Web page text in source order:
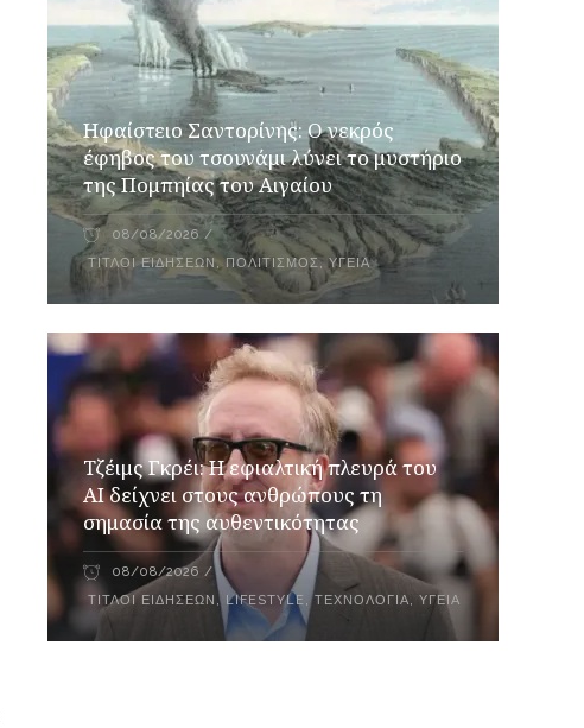
Ηφαίστειο Σαντορίνης: Ο νεκρός
έφηβος του τσουνάμι λύνει το μυστήριο
της Πομπηίας του Αιγαίου
08/08/2026
ΤΊΤΛΟΙ ΕΙΔΉΣΕΩΝ,ΠΟΛΙΤΙΣΜΌΣ,ΥΓΕΊΑ
Τζέιμς Γκρέι: H εφιαλτική πλευρά του
ΑI δείχνει στους ανθρώπους τη
σημασία της αυθεντικότητας
08/08/2026
ΤΊΤΛΟΙ ΕΙΔΉΣΕΩΝ , LIFESTYLE ,ΤΕΧΝΟΛΟΓΊΑ,ΥΓΕΊΑ